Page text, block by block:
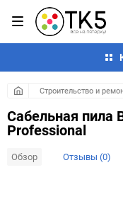
Строительство и
Сабельная пила
Professional
Обзор Отзывы (0)